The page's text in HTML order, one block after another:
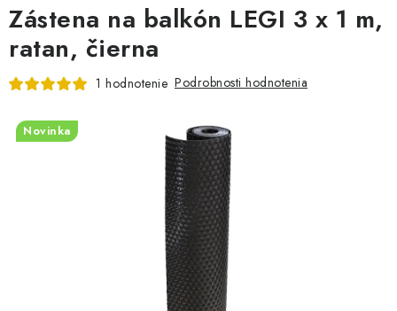
Chovateľské potreby
Vonkajšia dlažba
Zástena na balkón LEGI 3 x 1 m,
ratan, čierna
1 hodnotenie Podrobnosti hodnotenia
Novinka